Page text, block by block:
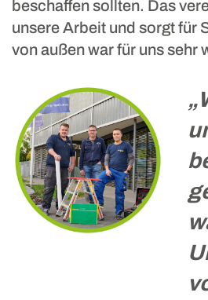
beschaffen sollten. Das
unsere Arbeit und sorgt für
von außen war für uns sehr